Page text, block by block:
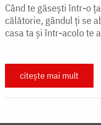
Când te găsești într-o
călătorie, gândul ți se
casa ta și într-acolo te
citește mai mult